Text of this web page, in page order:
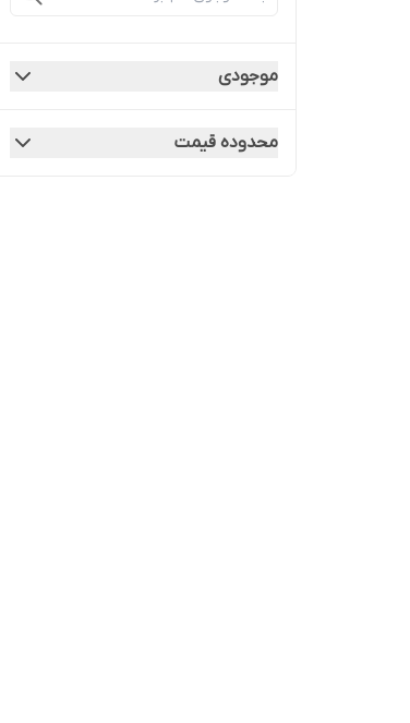
موجودی
محدوده قیمت